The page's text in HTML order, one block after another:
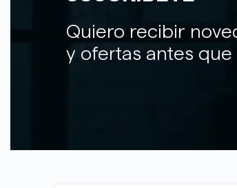
Quiero recibir
y ofertas antes que